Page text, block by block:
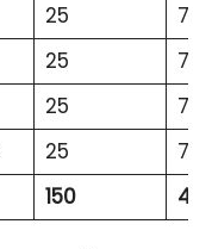
25
75
25
75
25
75
25
75
150